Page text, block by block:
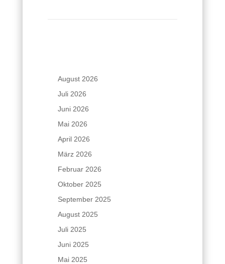
August 2026
Juli 2026
Juni 2026
Mai 2026
April 2026
März 2026
Februar 2026
Oktober 2025
September 2025
August 2025
Juli 2025
Juni 2025
Mai 2025